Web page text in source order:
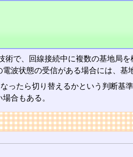
術で、回線接続中に複数の基地局
波状態の受信がある場合には、
ったら切り替えるかという判断基
合もある。